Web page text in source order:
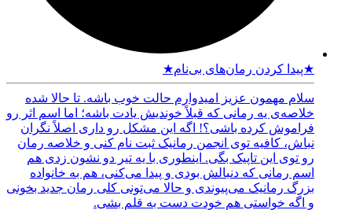
★پیدا کردن رمان‌های بی‌نام★
سلام مهمون عزیز امیدوارم حالت خوب باشه. تا حالا شده
خلاصه‌ی یه رمانی که قبلاً خوندیش یادت باشه؛ اما اسم اثر رو
فراموش کرده باشی؟! اگه این مشکل رو داری اصلاً نگران
نباش، کافیه توی انجمن رمانیک ثبت نام کنی و خلاصه رمان
رو توی این تاپیک بگی. اینطوری با یه تیر دو نشون زدی هم
اسم رمانی که دنبالش بودی و پیدا می‌کنی، هم به خانواده
بزرگ رمانیک می‌پیوندی و حالا می‌تونی کلی رمان جدید بخونی
و اگه خواستی هم خودت دست به قلم بشی.